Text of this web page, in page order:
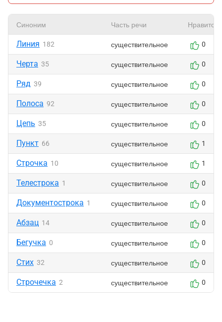
Синоним Часть речи Нравится
Линия 182 существительное 0
Черта 35 существительное 0
Ряд 39 существительное 0
Полоса 92 существительное 0
Цепь 35 существительное 0
Пункт 66 существительное 1
Строчка 10 существительное 1
Телестрока 1 существительное 0
Документострока 1 существительное 0
Абзац 14 существительное 0
Бегучка 0 существительное 0
Стих 32 существительное 0
Строчечка 2 существительное 0